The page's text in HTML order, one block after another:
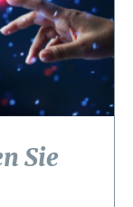
Sie